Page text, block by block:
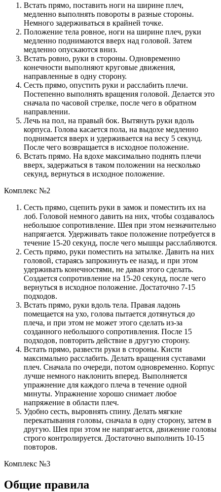
Встать прямо, поставить ноги на ширине плеч,
медленно выполнять повороты в разные стороны.
Немного задерживаться в крайней точке.
Положение тела ровное, ноги на ширине плеч, руки
медленно поднимаются вверх над головой. Затем
медленно опускаются вниз.
Встать ровно, руки в стороны. Одновременно
конечности выполняют круговые движения,
направленные в одну сторону.
Сесть прямо, опустить руки и расслабить плечи.
Постепенно выполнять вращения головой. Делается это
сначала по часовой стрелке, после чего в обратном
направлении.
Лечь на пол, на правый бок. Вытянуть руки вдоль
корпуса. Голова касается пола, на выдохе медленно
поднимается вверх и удерживается на весу 5 секунд.
После чего возвращается в исходное положение.
Встать прямо. На вдохе максимально поднять плечи
вверх, задержаться в таком положении на несколько
секунд, вернуться в исходное положение.
Комплекс №2
Сесть прямо, сцепить руки в замок и поместить их на
лоб. Головой немного давить на них, чтобы создавалось
небольшое сопротивление. Шея при этом незначительно
напрягается. Удерживать такое положение потребуется в
течение 15-20 секунд, после чего мышцы расслабляются.
Сесть прямо, руки поместить на затылке. Давить на них
головой, стараясь запрокинуть ее назад, и при этом
удерживать конечностями, не давая этого сделать.
Создается сопротивление на 15-20 секунд, после чего
вернуться в исходное положение. Достаточно 7-15
подходов.
Встать прямо, руки вдоль тела. Правая ладонь
помещается на ухо, голова пытается дотянуться до
плеча, и при этом не может этого сделать из-за
созданного небольшого сопротивления. После 15
подходов, повторить действие в другую сторону.
Встать прямо, развести руки в стороны. Кисти
максимально расслабить. Делать вращения суставами
плеч. Сначала по очереди, потом одновременно. Корпус
лучше немного наклонить вперед. Выполняется
упражнение для каждого плеча в течение одной
минуты. Упражнение хорошо снимает любое
напряжение в области плеч.
Удобно сесть, выровнять спину. Делать мягкие
перекатывания головы, сначала в одну сторону, затем в
другую. Шея при этом не напрягается, движение головы
строго контролируется. Достаточно выполнить 10-15
повторов.
Комплекс №3
Общие правила